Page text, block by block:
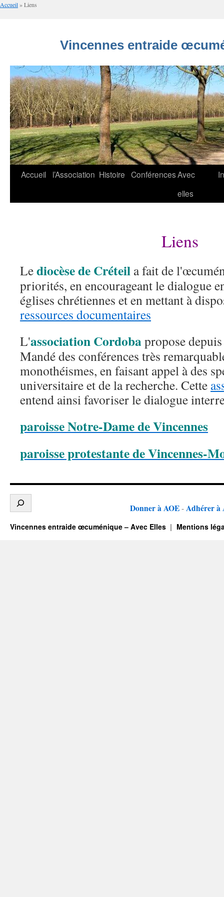
Accueil»Liens
Vincennes entraide
Aller
Accueil l’Association Histoire ConférencesAvec
elles
Liens
Lediocèse de Créteil a fait de
priorités, en encourageant le dialogue
églises chrétiennes et en mettant à
ressources documentaires
L'association Cordobapropose
Mandé des conférences très
monothéismes, en faisant appel à des
universitaire et de la recherche. Cette
entend ainsi favoriser le dialogue
paroisse Notre-Dame de Vincennes
paroisse protestante de Vincennes-
Donner à AOE - Adhérer à
Vincennes entraide œcuménique – Avec Elles Mentions